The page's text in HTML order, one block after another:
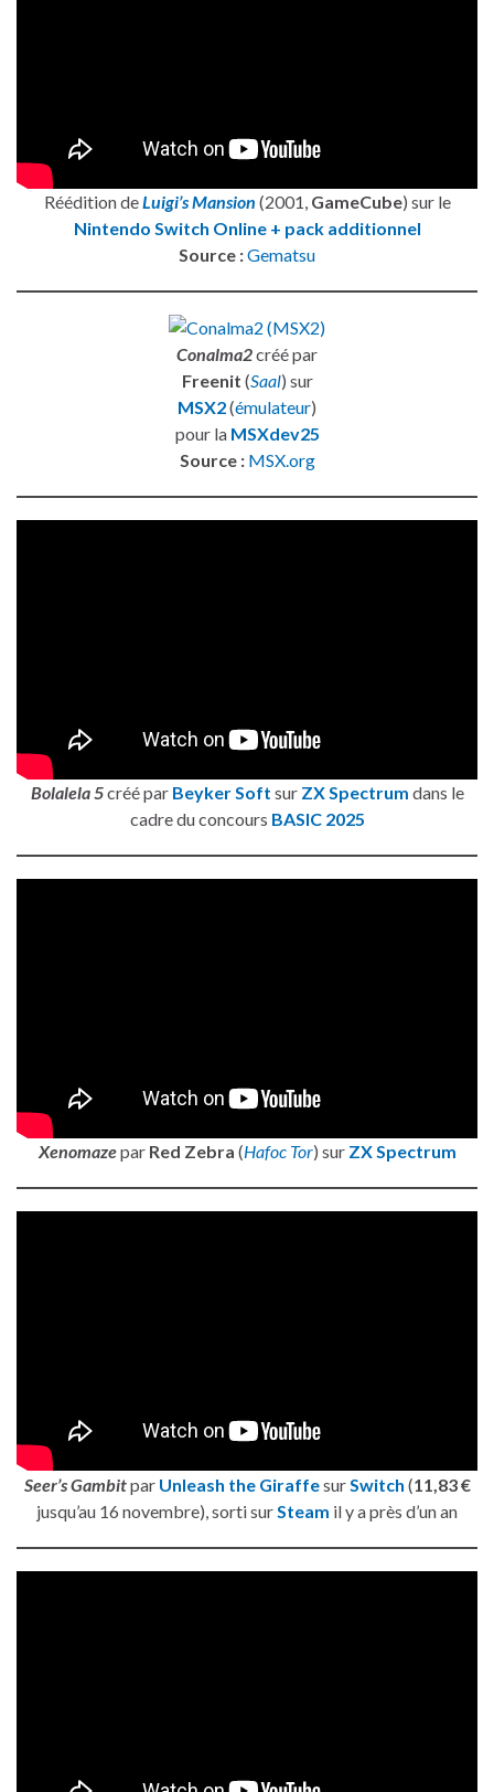
Réédition deLuigi’s Mansion (2001, GameCube) sur le
Nintendo Switch Online + pack additionnel
Source :Gematsu
Conalma2créé par
Freenit (Saal) sur
MSX2(émulateur)
pour la MSXdev25
Source : MSX.org
Bolalela 5créé par Beyker Soft sur ZX Spectrum dans le
cadre du concours BASIC 2025
Xenomazepar Red Zebra (Hafoc Tor) sur ZX Spectrum
Seer’s Gambitpar Unleash the Giraffesur Switch (11,83 €
jusqu’au 16 novembre), sorti sur Steam il y a près d’un an